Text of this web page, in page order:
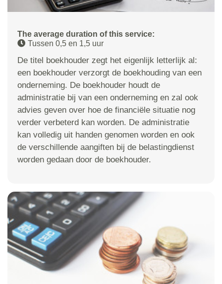
The average duration of this service:
Tussen 0,5 en 1,5 uur
De titel boekhouder zegt het eigenlijk letterlijk al:
een boekhouder verzorgt de boekhouding van een
onderneming. De boekhouder houdt de
administratie bij van een onderneming en zal ook
advies geven over hoe de financiële situatie nog
verder verbeterd kan worden. De administratie
kan volledig uit handen genomen worden en ook
de verschillende aangiften bij de belastingdienst
worden gedaan door de boekhouder.